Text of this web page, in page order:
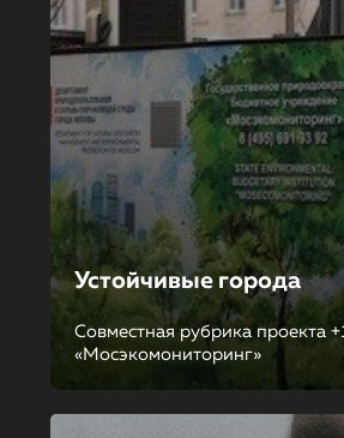
Устойчивые города
Совместная рубрика проекта
«Мосэкомониторинг»